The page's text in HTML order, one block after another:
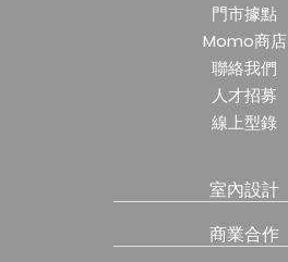
門市據點
Momo商店
聯絡我們
人才招募
線上型錄
室內設計
商業合作